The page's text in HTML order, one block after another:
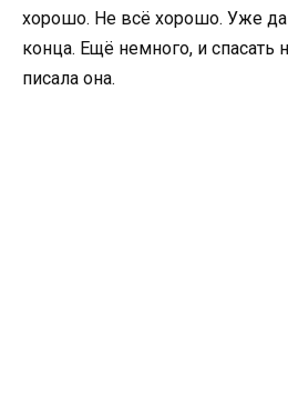
хорошо. Не всё хорошо. Уже
конца. Ещё немного, и спасать
писала она.